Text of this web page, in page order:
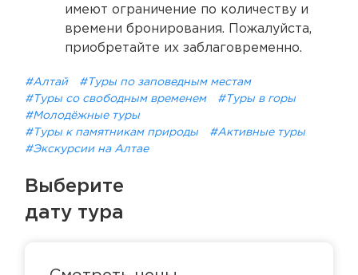
имеют ограничение по количеству и
времени бронирования. Пожалуйста,
приобретайте их заблаговременно.
#Алтай
#Туры по заповедным местам
#Туры со свободным временем
#Туры в горы
#Молодёжные туры
#Туры к памятникам природы
#Активные туры
#Экскурсии на Алтае
Выберите
дату тура